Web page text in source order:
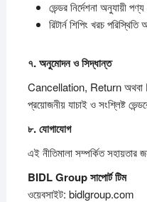
ভেন্ডর নির্দেশনা অনুযায়ী
রিটার্ন শিপিং খরচ
৭.অনুমোদনওসিদ্ধান্ত
Cancellation, Return অথবা
প্রয়োজনীয় যাচাই ও সংশ্লিষ্ট
৮.যোগাযোগ
এই নীতিমালা সম্পর্কিত
BIDL Groupসাপোর্টটিম
ওয়েবসাইট: bidlgroup.com